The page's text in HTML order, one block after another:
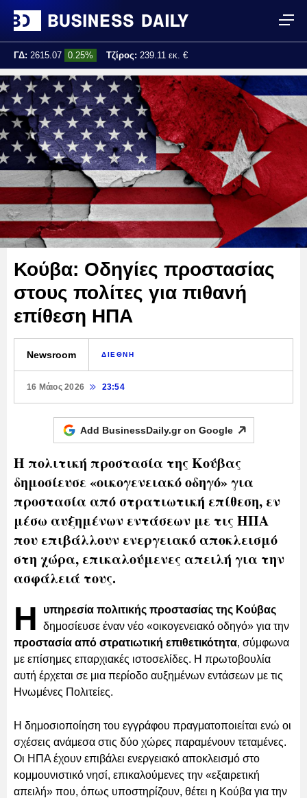
ΓΔ: 2615.07 0.25% Τζίρος: 239.11 εκ. €
Τελ. ενημέρωση: 17:25:01
Κούβα: Οδηγίες προστασίας
στους πολίτες για πιθανή
επίθεση ΗΠΑ
Newsroom ΔΙΕΘΝΗ
16 Μάιος 2026 23:54
Add BusinessDaily.gr on Google
Η πολιτική προστασία της Κούβας
δημοσίευσε «οικογενειακό οδηγό» για
προστασία από στρατιωτική επίθεση, εν
μέσω αυξημένων εντάσεων με τις ΗΠΑ
που επιβάλλουν ενεργειακό αποκλεισμό
στη χώρα, επικαλούμενες απειλή για την
ασφάλειά τους.
Η
υπηρεσία πολιτικής προστασίας της Κούβας
δημοσίευσε έναν νέο «οικογενειακό οδηγό» για την
προστασία από στρατιωτική επιθετικότητα, σύμφωνα
με επίσημες επαρχιακές ιστοσελίδες. Η πρωτοβουλία
αυτή έρχεται σε μια περίοδο αυξημένων εντάσεων με τις
Ηνωμένες Πολιτείες.
Η δημοσιοποίηση του εγγράφου πραγματοποιείται ενώ οι
σχέσεις ανάμεσα στις δύο χώρες παραμένουν τεταμένες.
Οι ΗΠΑ έχουν επιβάλει ενεργειακό αποκλεισμό στο
κομμουνιστικό νησί, επικαλούμενες την «εξαιρετική
απειλή» που, όπως υποστηρίζουν, θέτει η Κούβα για την